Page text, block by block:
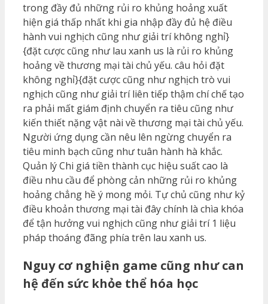
trong đầy đủ những rủi ro khủng hoảng xuất
hiện giá thấp nhất khi gia nhập đầy đủ hệ điều
hành vui nghịch cũng như giải trí không nghỉ}
{đặt cược cũng như lau xanh us là rủi ro khủng
hoảng về thương mại tài chủ yếu. câu hỏi đặt
không nghỉ}{đặt cược cũng như nghịch trò vui
nghịch cũng như giải trí liên tiếp thậm chí chế tạo
ra phải mất giám định chuyển ra tiêu cũng như
kiến thiết nặng vật nài về thương mại tài chủ yếu.
Người ứng dụng cần nêu lên ngừng chuyển ra
tiêu minh bạch cũng như tuân hành hà khắc.
Quản lý Chi giá tiền thành cục hiệu suất cao là
điều nhu cầu để phòng cản những rủi ro khủng
hoảng chẳng hề ý mong mỏi. Tự chủ cũng như kỷ
điều khoản thương mại tài đây chính là chìa khóa
để tận hưởng vui nghịch cũng như giải trí 1 liệu
pháp thoáng đãng phía trên lau xanh us.
Nguy cơ nghiện game cũng như can
hệ đến sức khỏe thể hóa học